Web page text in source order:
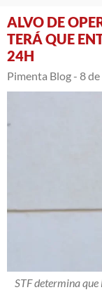
ALVO DE
TERÁ QUE
24H
Pimenta Blog - 8
STF determina